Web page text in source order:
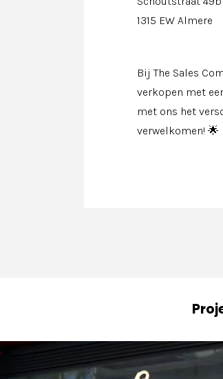
1315 EW Almere
Bij The Sales
verkopen met
met ons het
verwelkomen! 🌟